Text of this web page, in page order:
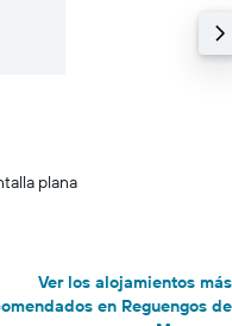
plana
Ver los alojamientos más
en Reguengos de